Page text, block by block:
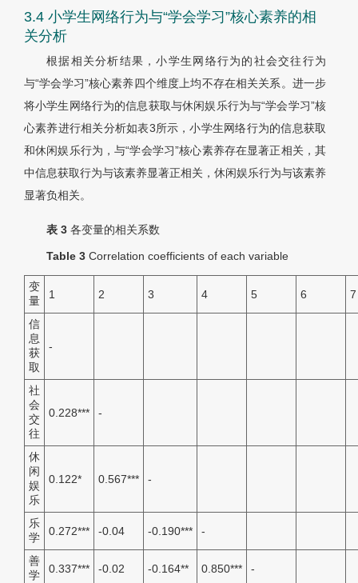
3.4 小学生网络行为与“学会学习”核心素养的相
关分析
根据相关分析结果，小学生网络行为的社会交往行为
与“学会学习”核心素养四个维度上均不存在相关关系。进一步
将小学生网络行为的信息获取与休闲娱乐行为与“学会学习”核
心素养进行相关分析如表3所示，小学生网络行为的信息获取
和休闲娱乐行为，与“学会学习”核心素养存在显著正相关，其
中信息获取行为与该素养显著正相关，休闲娱乐行为与该素养
显著负相关。
表 3 各变量的相关系数
Table 3 Correlation coefficients of each variable
变
量
1 2 3 4 5 6 7
信
息
获
取
-
社
会
交
往
0.228*** -
休
闲
娱
乐
0.122* 0.567*** -
乐
学
0.272*** -0.04 -0.190*** -
善
学
0.337*** -0.02 -0.164** 0.850*** -